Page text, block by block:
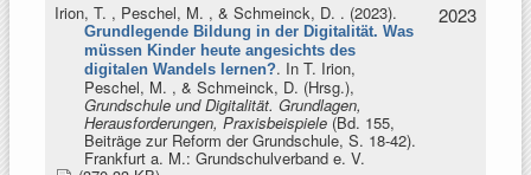
Irion, T. , Peschel, M. , & Schmeinck, D. . (2023).
Grundlegende Bildung in der Digitalität. Was
müssen Kinder heute angesichts des
digitalen Wandels lernen?. In T. Irion,
Peschel, M. , & Schmeinck, D. (Hrsg.),
Grundschule und Digitalität. Grundlagen,
Herausforderungen, Praxisbeispiele (Bd. 155,
Beiträge zur Reform der Grundschule, S. 18-42).
Frankfurt a. M.: Grundschulverband e. V.
2023